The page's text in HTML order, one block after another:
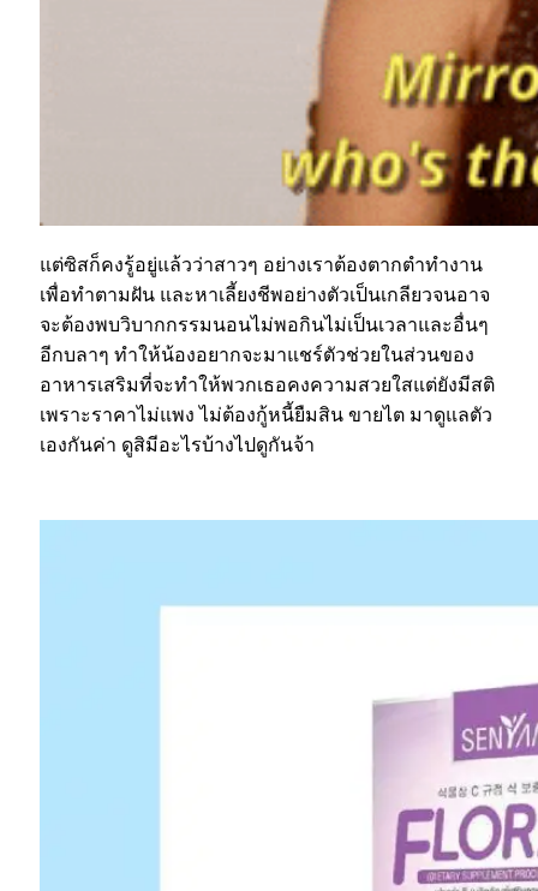
แต่ซิสก็คงรู้อยู่แล้วว่าสาวๆ อย่างเราต้องตากตำทำงาน
เพื่อทำตามฝัน และหาเลี้ยงชีพอย่างตัวเป็นเกลียวจนอาจ
จะต้องพบวิบากกรรมนอนไม่พอกินไม่เป็นเวลาและอื่นๆ
อีกบลาๆ ทำให้น้องอยากจะมาแชร์ตัวช่วยในส่วนของ
อาหารเสริมที่จะทำให้พวกเธอคงความสวยใสแต่ยังมีสติ
เพราะราคาไม่แพง ไม่ต้องกู้หนี้ยืมสิน ขายไต มาดูแลตัว
เองกันค่า ดูสิมีอะไรบ้างไปดูกันจ้า